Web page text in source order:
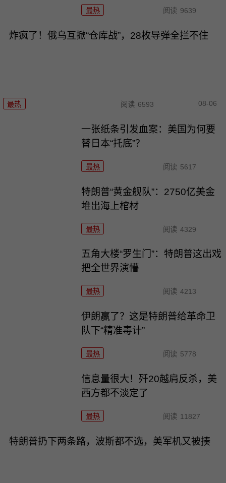
最热 阅读 9639
炸疯了！俄乌互掀“仓库战”，28枚导弹全拦不住
最热 阅读 6593 08-06
一张纸条引发血案：美国为何要
替日本“托底”？
最热 阅读 5617
特朗普“黄金舰队”：2750亿美金
堆出海上棺材
最热 阅读 4329
五角大楼“罗生门”：特朗普这出戏
把全世界演懵
最热 阅读 4213
伊朗赢了？这是特朗普给革命卫
队下“精准毒计”
最热 阅读 5778
信息量很大！歼20越肩反杀，美
西方都不淡定了
最热 阅读 11827
特朗普扔下两条路，波斯都不选，美军机又被揍